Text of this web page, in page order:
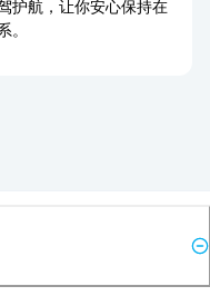
护航，让你安心保持在
。